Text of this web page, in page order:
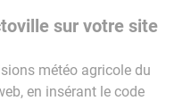
sur votre site
météo agricole du
en insérant le code